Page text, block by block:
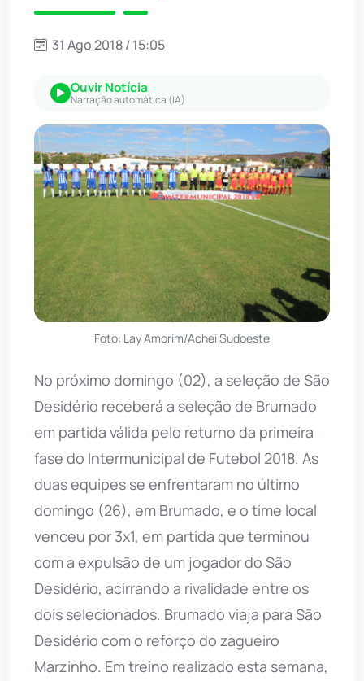
31 Ago 2018 / 15:05
Ouvir Notícia
Narração automática (IA)
Foto: Lay Amorim/Achei Sudoeste
No próximo domingo (02), a seleção de São
Desidério receberá a seleção de Brumado
em partida válida pelo returno da primeira
fase do Intermunicipal de Futebol 2018. As
duas equipes se enfrentaram no último
domingo (26), em Brumado, e o time local
venceu por 3x1, em partida que terminou
com a expulsão de um jogador do São
Desidério, acirrando a rivalidade entre os
dois selecionados. Brumado viaja para São
Desidério com o reforço do zagueiro
Marzinho. Em treino realizado esta semana,